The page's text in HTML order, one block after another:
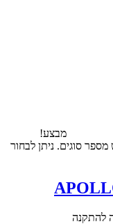
מבצע!
מספר סוגים. ניתן לבחור